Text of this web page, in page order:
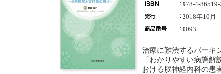
978-4-
2018年10月
0093
治療に難渋するパーキ
「わかりやすい病態
おける脳神経内科の患